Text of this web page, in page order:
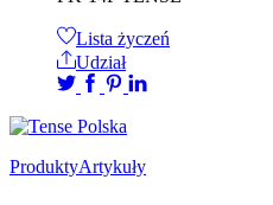
Lista życzeń
Udział
ProduktyArtykuły